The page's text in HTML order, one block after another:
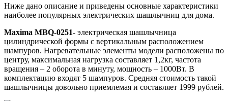
Ниже дано описание и приведены основные характеристики
наиболее популярных электрических шашлычниц для дома.
Maxima MBQ-0251- электрическая шашлычница
цилиндрической формы с вертикальным расположением
шампуров. Нагревательные элементы модели расположены по
центру, максимальная нагрузка составляет 1,2кг, частота
вращения – 2 оборота в минуту, мощность – 1000Вт. В
комплектацию входят 5 шампуров. Средняя стоимость такой
шашлычницы довольно приемлемая и составляет 1999 рублей.